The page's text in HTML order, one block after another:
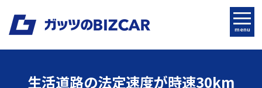
menu
生活道路の法定速度が時速30km